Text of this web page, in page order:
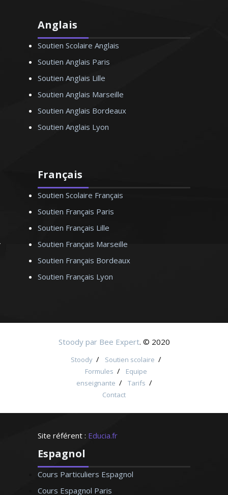
Anglais
Soutien Scolaire Anglais
Soutien Anglais Paris
Soutien Anglais Lille
Soutien Anglais Marseille
Soutien Anglais Bordeaux
Soutien Anglais Lyon
Français
Soutien Scolaire Français
Soutien Français Paris
Soutien Français Lille
Soutien Français Marseille
Soutien Français Bordeaux
Soutien Français Lyon
Stoody par Bee Expert. © 2020
Stoody / Soutien scolaire /
Formules /
Equipe
enseignante / Tarifs /
Contact
Site référent : Educia.fr
Espagnol
Cours Particuliers Espagnol
Cours Espagnol Paris